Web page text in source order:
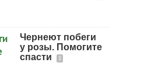
Чернеют побеги
у розы. Помогите
спасти
5